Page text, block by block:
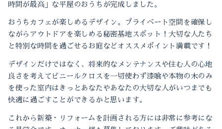
2022-04（1）
2021-12（1）
2021-11（2）
時間が最高」な平屋のおうちが完成しました。
おうちカフェが楽しめるデザイン。
プライベート空間を確保し
ながら アウトドアを楽しめる秘密基地スポット！大切な人たち
と特別な時間を過ごせるお庭など オススメポイント満載です！
デザインだけではなく、 将来的なメンテナンスや住む人の心地
良さを考えて ビニールクロスを一切使わず漆喰や本物の木のみ
を使った室内は きっとあなたやあなたの大切な人がいつまでも
快適に過ごすことができるかと思います。
これから新築・リフォームを計画される方には非常に参考にな